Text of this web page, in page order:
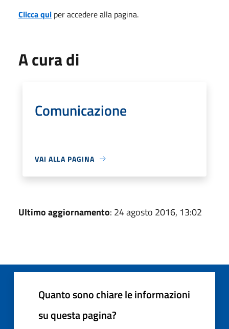
Clicca qui per accedere alla pagina.
A cura di
Comunicazione
VAI ALLA PAGINA
Ultimo aggiornamento: 24 agosto 2016, 13:02
Quanto sono chiare le informazioni
su questa pagina?